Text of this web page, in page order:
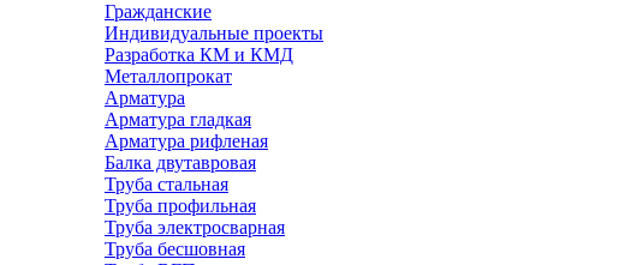
Гражданские
Индивидуальные проекты
Разработка КМ и КМД
Металлопрокат
Арматура
Арматура гладкая
Арматура рифленая
Балка двутавровая
Труба стальная
Труба профильная
Труба электросварная
Труба бесшовная